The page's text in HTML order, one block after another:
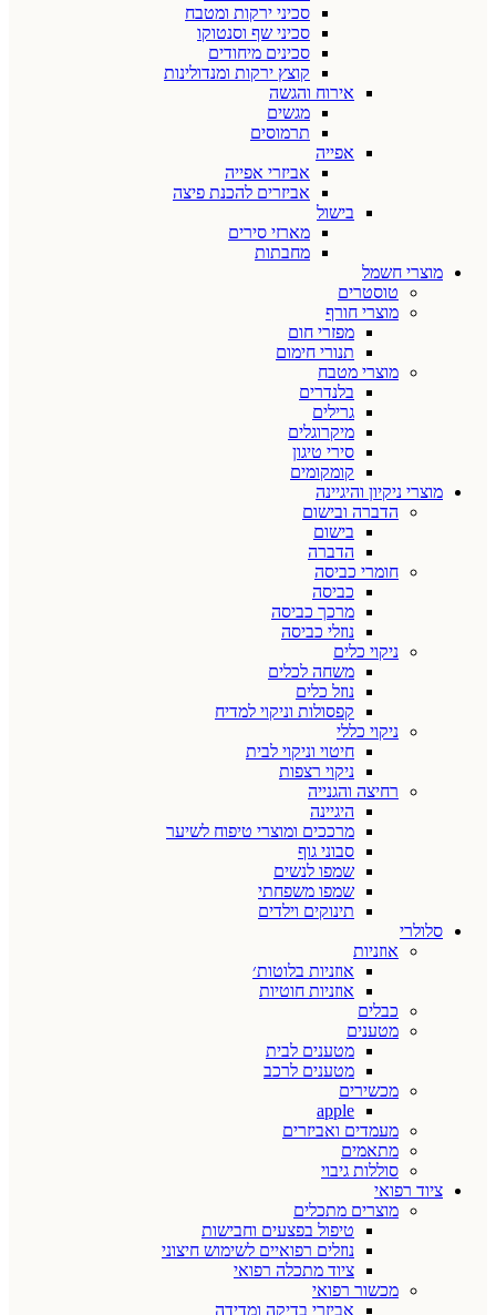
סכיני ירקות ומטבח
סכיני שף וסנטוקו
סכינים מיחודים
קוצץ ירקות ומנדולינות
אירוח והגשה
מגשים
תרמוסים
אפייה
אביזרי אפייה
אביזרים להכנת פיצה
בישול
מארזי סירים
מחבתות
מוצרי חשמל
טוסטרים
מוצרי חורף
מפזרי חום
תנורי חימום
מוצרי מטבח
בלנדרים
גרילים
מיקרוגלים
סירי טיגון
קומקומים
מוצרי ניקיון והיגיינה
הדברה ובישום
בישום
הדברה
חומרי כביסה
כביסה
מרכך כביסה
נוזלי כביסה
ניקוי כלים
משחה לכלים
נוזל כלים
קפסולות וניקוי למדיח
ניקוי כללי
חיטוי וניקוי לבית
ניקוי רצפות
רחיצה והגנייה
היגיינה
מרככים ומוצרי טיפוח לשיער
סבוני גוף
שמפו לנשים
שמפו משפחתי
תינוקים וילדים
סלולרי
אוזניות
אוזניות בלוטות׳
אוזניות חוטיות
כבלים
מטענים
מטענים לבית
מטענים לרכב
מכשירים
apple
מעמדים ואביזרים
מתאמים
סוללות גיבוי
ציוד רפואי
מוצרים מתכלים
טיפול בפצעים וחבישות
נוזלים רפואיים לשימוש חיצוני
ציוד מתכלה רפואי
מכשור רפואי
אביזרי בדיקה ומדידה